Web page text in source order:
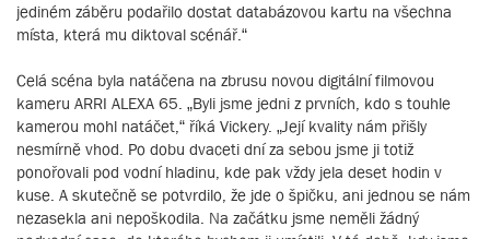
jediném záběru podařilo dostat databázovou kartu na všechna
místa, která mu diktoval scénář.“
Celá scéna byla natáčena na zbrusu novou digitální filmovou
kameru ARRI ALEXA 65. „Byli jsme jedni z prvních, kdo s touhle
kamerou mohl natáčet,“ říká Vickery. „Její kvality nám přišly
nesmírně vhod. Po dobu dvaceti dní za sebou jsme ji totiž
ponořovali pod vodní hladinu, kde pak vždy jela deset hodin v
kuse. A skutečně se potvrdilo, že jde o špičku, ani jednou se nám
nezasekla ani nepoškodila. Na začátku jsme neměli žádný